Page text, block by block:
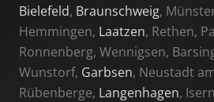
Bielefeld, Braunschweig,
Hemmingen, Laatzen, Rethen,
Ronnenberg, Wennigsen,
Wunstorf, Garbsen, Neustadt
Rübenberge, Langenhagen,